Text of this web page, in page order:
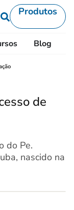
Produtos
Blog
de
do Pe.
nascido na